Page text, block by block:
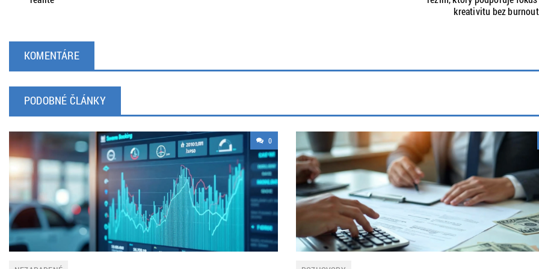
kreativitu bez
KOMENTÁRE
PODOBNÉ ČLÁNKY
0